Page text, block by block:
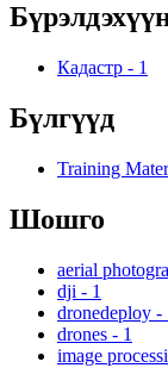
Кадастр - 1
Бүлгүүд
Training
Шошго
aerial
dji - 1
dronedeploy -
drones - 1
image